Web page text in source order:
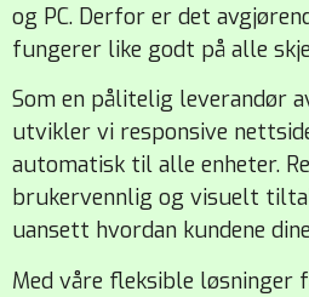
og PC. Derfor er det
fungerer like godt på alle
Som en pålitelig leverandør
utvikler vi responsive
automatisk til alle enheter.
brukervennlig og visuelt
uansett hvordan kundene
Med våre fleksible løsninger